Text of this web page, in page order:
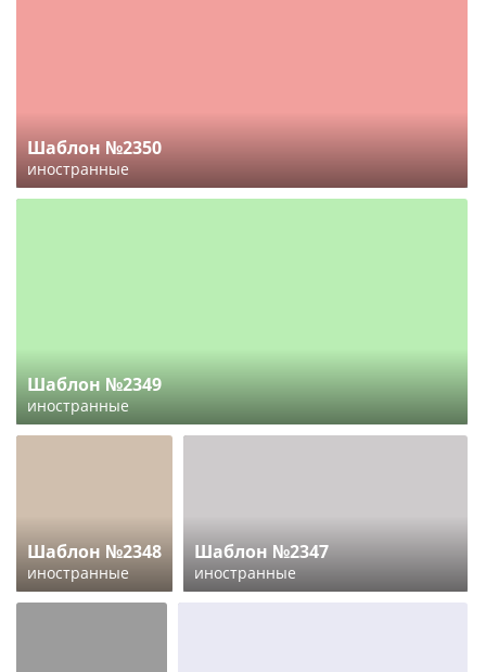
Шаблон №2350
иностранные
Шаблон №2349
иностранные
Шаблон №2348
иностранные
Шаблон №2347
иностранные